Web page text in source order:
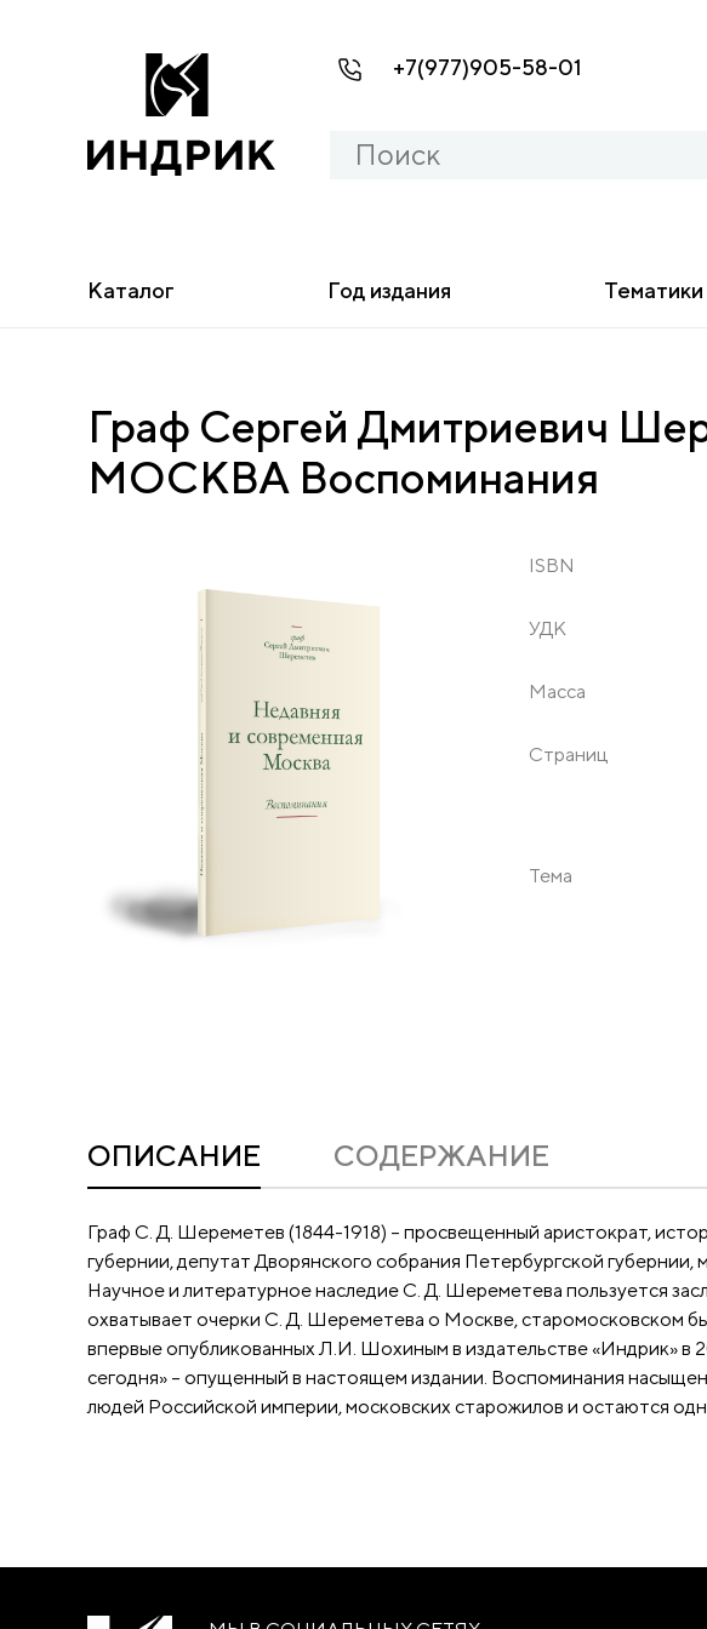
+7(977)905-58-01
Каталог Год издания Тематики
Граф Сергей Дмитриевич
МОСКВА Воспоминания
ISBN
УДК
Масса
Страниц
Тема
ОПИСАНИЕ CОДЕРЖАНИЕ
Граф С. Д. Шереметев (1844-1918) – просвещенный аристократ,
губернии, депутат Дворянского собрания Петербургской губернии,
Научное и литературное наследие С. Д. Шереметева пользуется
охватывает очерки С. Д. Шереметева о Москве, старомосковском
впервые опубликованных Л.И. Шохиным в издательстве «Индрик» в
сегодня» – опущенный в настоящем издании. Воспоминания
людей Российской империи, московских старожилов и остаются